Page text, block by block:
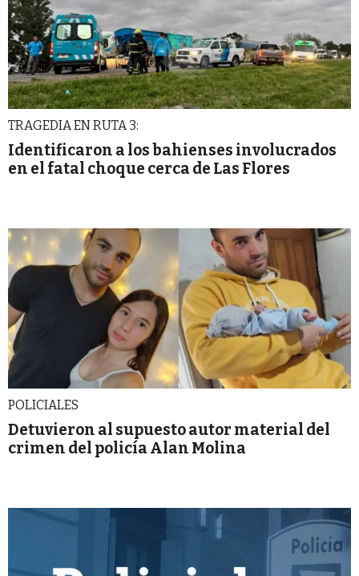
TRAGEDIA EN RUTA 3:
Identificaron a los bahienses involucrados
en el fatal choque cerca de Las Flores
POLICIALES
Detuvieron al supuesto autor material del
crimen del policía Alan Molina